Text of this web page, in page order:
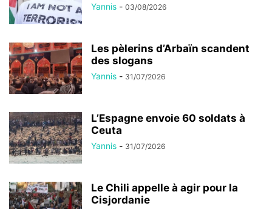
Yannis - 03/08/2026
Les pèlerins d’Arbaïn scandent
des slogans
Yannis - 31/07/2026
L’Espagne envoie 60 soldats à
Ceuta
Yannis - 31/07/2026
Le Chili appelle à agir pour la
Cisjordanie